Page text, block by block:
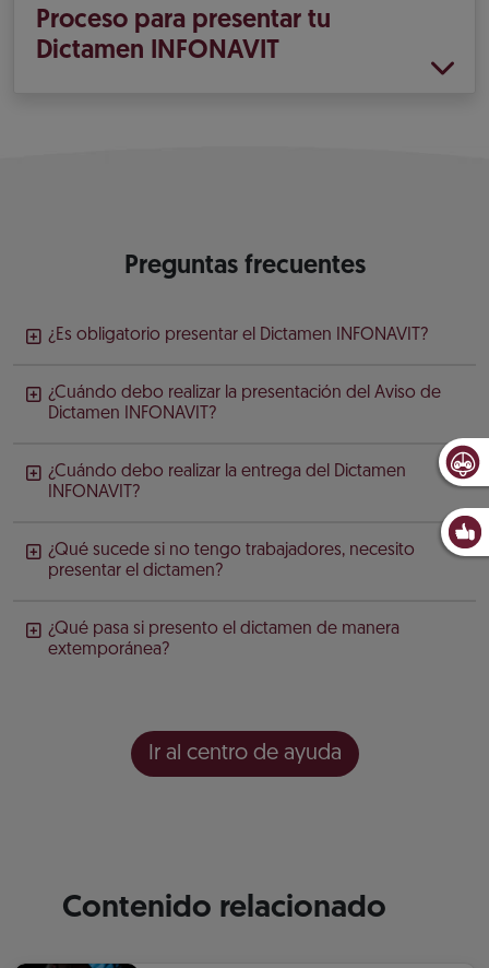
Proceso para presentar tu
Dictamen INFONAVIT
Preguntas frecuentes
¿Es obligatorio presentar el Dictamen INFONAVIT?
¿Cuándo debo realizar la presentación del Aviso de
Dictamen INFONAVIT?
¿Cuándo debo realizar la entrega del Dictamen
INFONAVIT?
¿Qué sucede si no tengo trabajadores, necesito
presentar el dictamen?
¿Qué pasa si presento el dictamen de manera
extemporánea?
Ir al centro de ayuda
Contenido relacionado